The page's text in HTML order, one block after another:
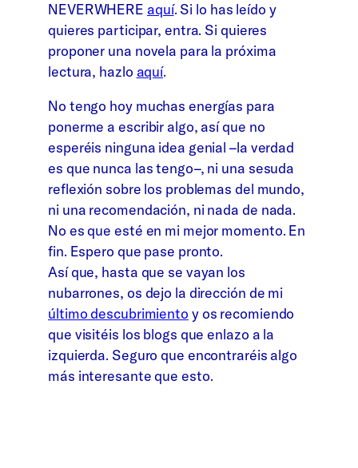
NEVERWHERE aquí. Si lo has leído y
quieres participar, entra. Si quieres
proponer una novela para la próxima
lectura, hazlo aquí.
No tengo hoy muchas energías para
ponerme a escribir algo, así que no
esperéis ninguna idea genial –la verdad
es que nunca las tengo–, ni una sesuda
reflexión sobre los problemas del mundo,
ni una recomendación, ni nada de nada.
No es que esté en mi mejor momento. En
fin. Espero que pase pronto.
Así que, hasta que se vayan los
nubarrones, os dejo la dirección de mi
último descubrimiento y os recomiendo
que visitéis los blogs que enlazo a la
izquierda. Seguro que encontraréis algo
más interesante que esto.